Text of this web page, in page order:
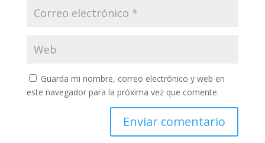
Guarda mi nombre, correo electrónico y web en
este navegador para la próxima vez que comente.